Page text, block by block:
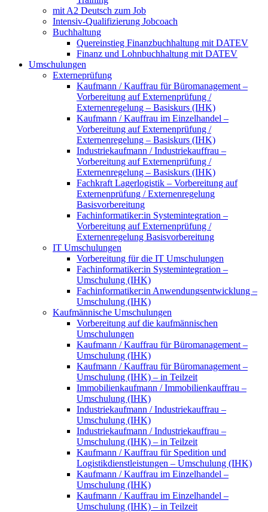
mit A2 Deutsch zum Job
Intensiv-Qualifizierung Jobcoach
Buchhaltung
Quereinstieg Finanzbuchhaltung mit DATEV
Finanz und Lohnbuchhaltung mit DATEV
Umschulungen
Externeprüfung
Kaufmann / Kauffrau für Büromanagement –
Vorbereitung auf Externenprüfung /
Externenregelung – Basiskurs (IHK)
Kaufmann / Kauffrau im Einzelhandel –
Vorbereitung auf Externenprüfung /
Externenregelung – Basiskurs (IHK)
Industriekaufmann / Industriekauffrau –
Vorbereitung auf Externenprüfung /
Externenregelung – Basiskurs (IHK)
Fachkraft Lagerlogistik – Vorbereitung auf
Externenprüfung / Externenregelung
Basisvorbereitung
Fachinformatiker:in Systemintegration –
Vorbereitung auf Externenprüfung /
Externenregelung Basisvorbereitung
IT Umschulungen
Vorbereitung für die IT Umschulungen
Fachinformatiker:in Systemintegration –
Umschulung (IHK)
Fachinformatiker:in Anwendungsentwicklung –
Umschulung (IHK)
Kaufmännische Umschulungen
Vorbereitung auf die kaufmännischen
Umschulungen
Kaufmann / Kauffrau für Büromanagement –
Umschulung (IHK)
Kaufmann / Kauffrau für Büromanagement –
Umschulung (IHK) – in Teilzeit
Immobilienkaufmann / Immobilienkauffrau –
Umschulung (IHK)
Industriekaufmann / Industriekauffrau –
Umschulung (IHK)
Industriekaufmann / Industriekauffrau –
Umschulung (IHK) – in Teilzeit
Kaufmann / Kauffrau für Spedition und
Logistikdienstleistungen – Umschulung (IHK)
Kaufmann / Kauffrau im Einzelhandel –
Umschulung (IHK)
Kaufmann / Kauffrau im Einzelhandel –
Umschulung (IHK) – in Teilzeit